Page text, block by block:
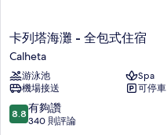
卡
列
塔
海
灘
-
全
卡列塔海灘 - 全包式住宿
Calheta
游泳池
Spa
機場接送
可停車
8.8
分，
8.8 有夠讚
340 則評論